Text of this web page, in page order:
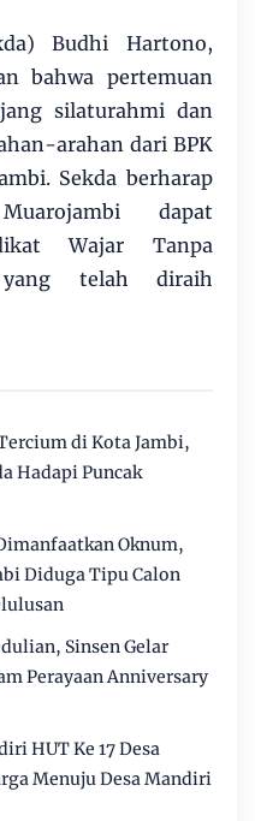
Budhi Hartono,
bahwa pertemuan
silaturahmi dan
arahan dari BPK
Sekda berharap
dapat
Wajar Tanpa
yang telah diraih
di Kota Jambi,
Hadapi Puncak
Oknum,
Diduga Tipu Calon
Sinsen Gelar
Perayaan Anniversary
HUT Ke 17 Desa
Menuju Desa Mandiri